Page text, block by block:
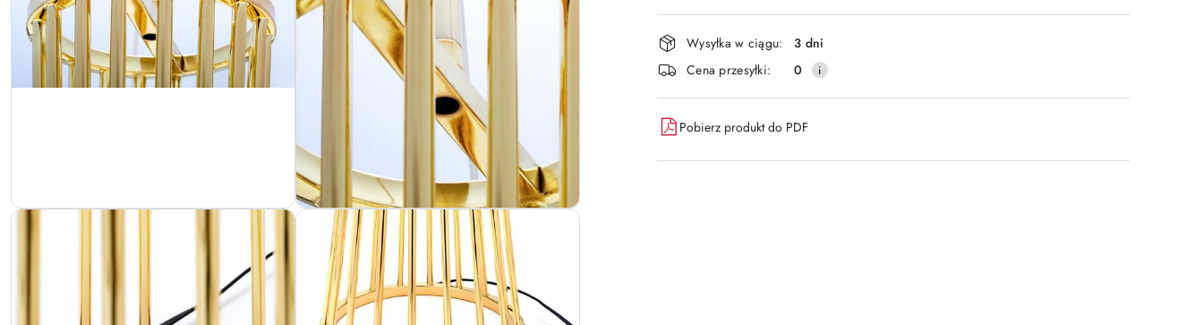
płatność
i
dostawa
Wysyłka w ciągu:
3 dni
Cena przesyłki:
0
Pobierz produkt do PDF